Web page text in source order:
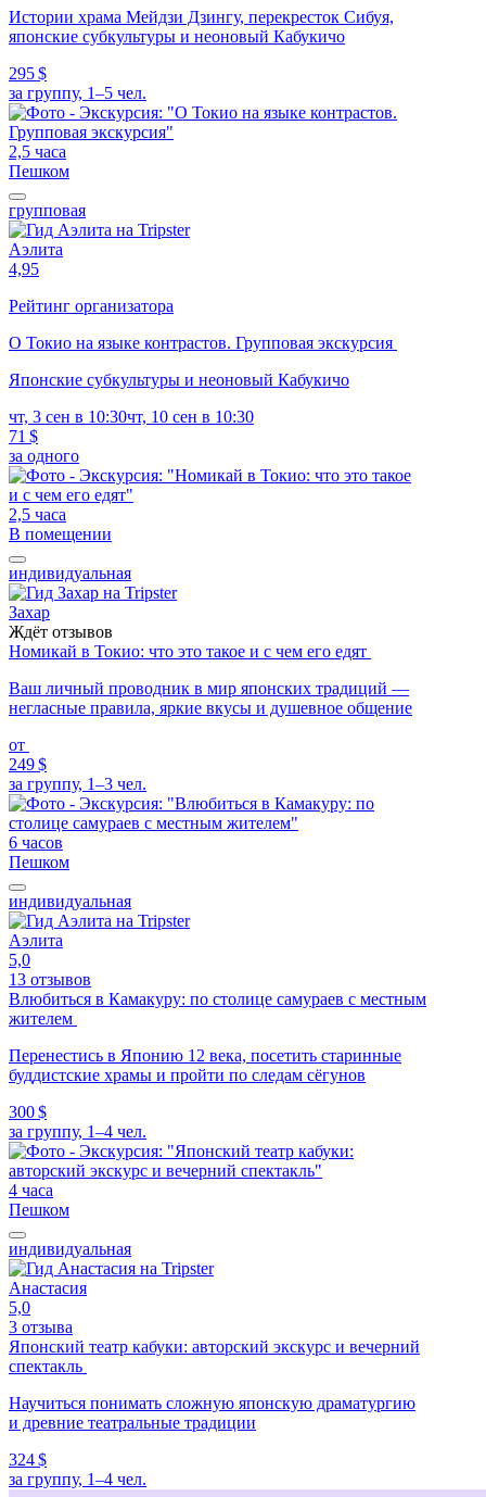
Истории храма Мейдзи Дзингу, перекресток Сибуя,
японские субкультуры и неоновый Кабукичо
295 $
за группу, 1–5 чел.
2,5 часа
Пешком
групповая
Аэлита
4,95
Рейтинг организатора
О Токио на языке контрастов. Групповая экскурсия
Японские субкультуры и неоновый Кабукичо
чт, 3 сен в 10:30чт, 10 сен в 10:30
71 $
за одного
2,5 часа
В помещении
индивидуальная
Захар
Ждёт отзывов
Номикай в Токио: что это такое и с чем его едят
Ваш личный проводник в мир японских традиций —
негласные правила, яркие вкусы и душевное общение
от
249 $
за группу, 1–3 чел.
6 часов
Пешком
индивидуальная
Аэлита
5,0
13 отзывов
Влюбиться в Камакуру: по столице самураев с местным
жителем
Перенестись в Японию 12 века, посетить старинные
буддистские храмы и пройти по следам сёгунов
300 $
за группу, 1–4 чел.
4 часа
Пешком
индивидуальная
Анастасия
5,0
3 отзыва
Японский театр кабуки: авторский экскурс и вечерний
спектакль
Научиться понимать сложную японскую драматургию
и древние театральные традиции
324 $
за группу, 1–4 чел.